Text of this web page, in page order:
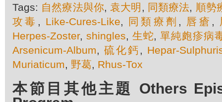
Tags: 自然療法與你,袁大明 , 同類療法, 順勢
攻毒 , Like-Cures-Like, 同類療劑 , 唇瘡 ,
Herpes-Zoster, shingles, 生蛇,單純皰疹病
Arsenicum-Album, 硫化鈣 , Hepar-
Muriaticum, 野葛, Rhus-Tox
本節目其他主題 Others